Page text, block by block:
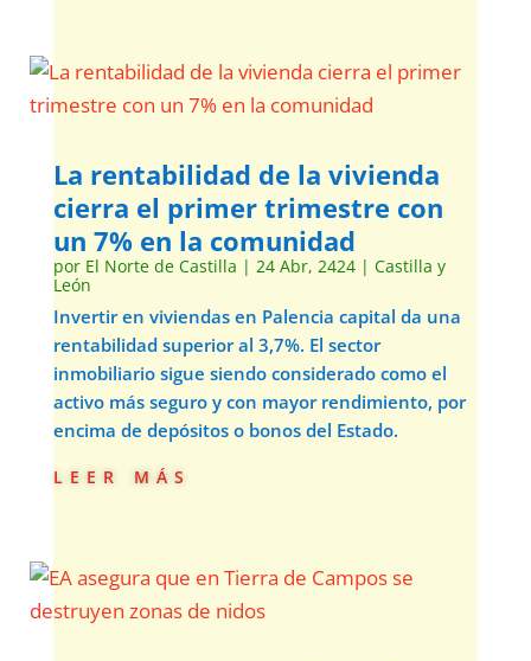
La rentabilidad de la vivienda
cierra el primer trimestre con
un 7% en la comunidad
por El Norte de Castilla | 24 Abr, 2424| Castilla y
León
Invertir en viviendas en Palencia capital da una
rentabilidad superior al 3,7%. El sector
inmobiliario sigue siendo considerado como el
activo más seguro y con mayor rendimiento, por
encima de depósitos o bonos del Estado.
leer más